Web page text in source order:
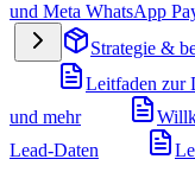
und Meta WhatsApp
Strategie &
Leitfaden zur
und mehr
Lead-Daten